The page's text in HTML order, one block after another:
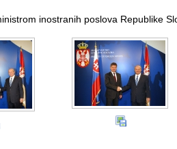
inostranih poslova Republike